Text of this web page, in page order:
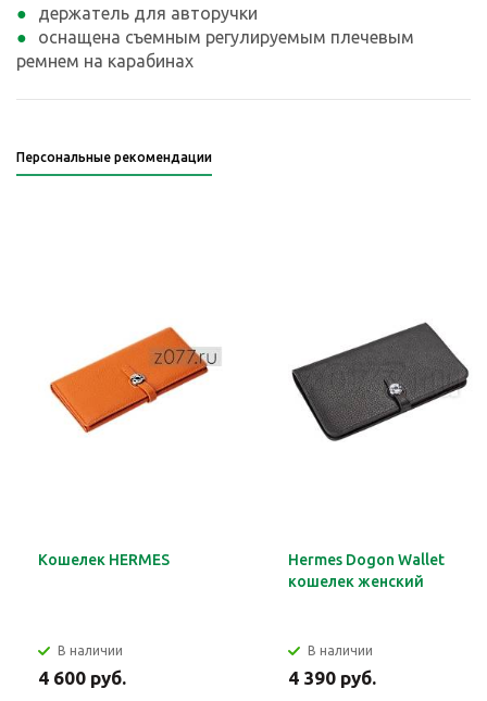
держатель для авторучки
оснащена съемным регулируемым плечевым
ремнем на карабинах
Персональные рекомендации
Кошелек HERMES
В наличии
4 600 руб.
Hermes Dogon Wallet
кошелек женский
В наличии
4 390 руб.